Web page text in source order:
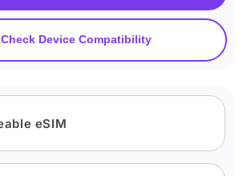
Check Device Compatibility
eSIM